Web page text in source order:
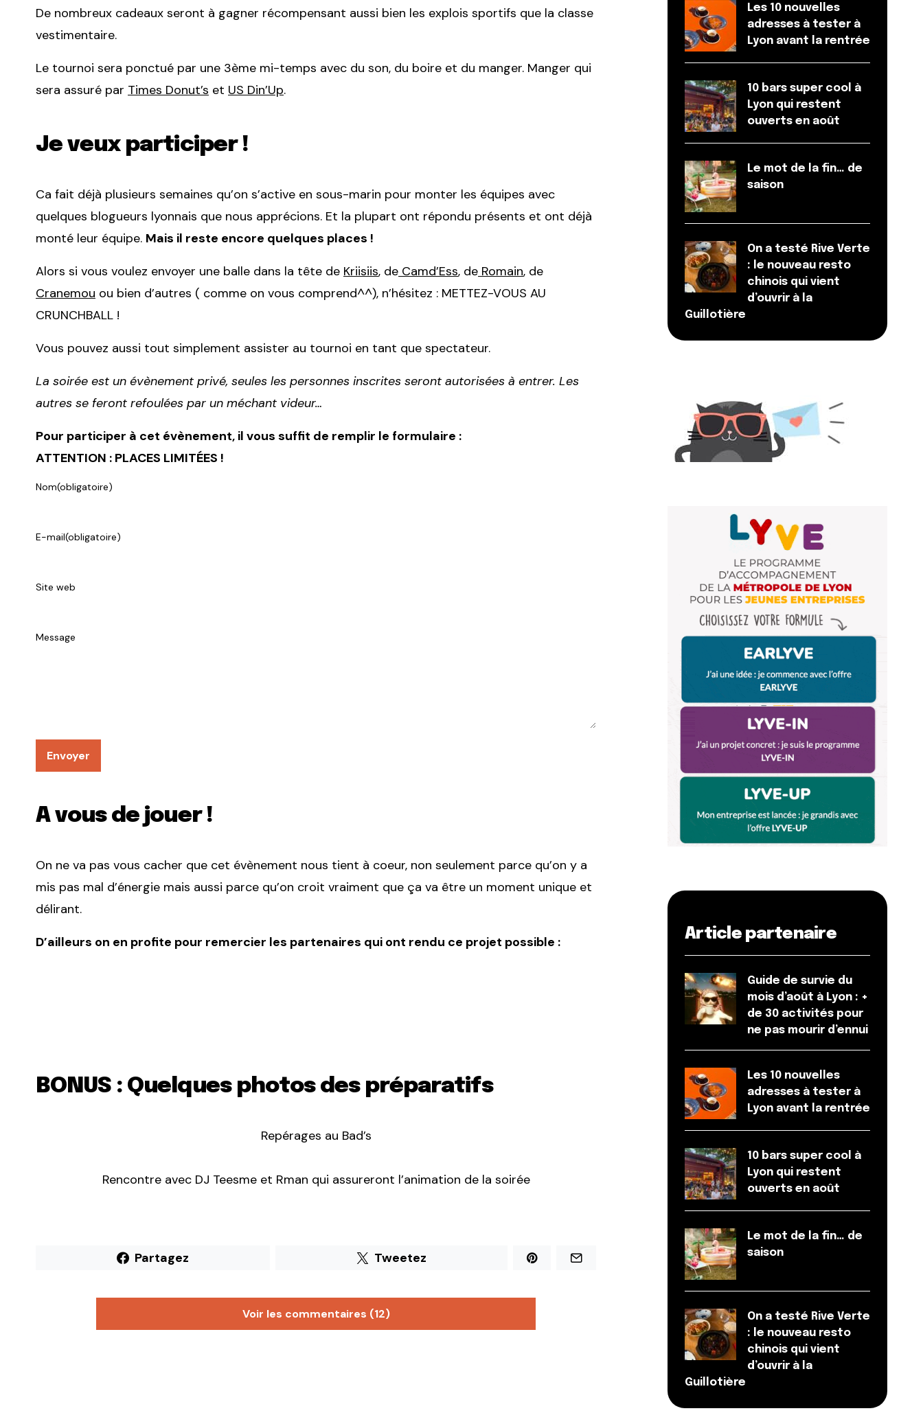
De nombreux cadeaux seront à gagner récompensant aussi bien les explois sportifs que la classe
vestimentaire.
Le tournoi sera ponctué par une 3ème mi-temps avec du son, du boire et du manger. Manger qui
sera assuré par Times Donut’s et US Din’Up.
Je veux participer !
Ca fait déjà plusieurs semaines qu’on s’active en sous-marin pour monter les équipes avec
quelques blogueurs lyonnais que nous apprécions. Et la plupart ont répondu présents et ont déjà
monté leur équipe. Mais il reste encore quelques places !
Alors si vous voulez envoyer une balle dans la tête de Kriisiis, de Camd’Ess, de Romain, de
Cranemou ou bien d’autres ( comme on vous comprend^^), n’hésitez : METTEZ-VOUS AU
CRUNCHBALL !
Vous pouvez aussi tout simplement assister au tournoi en tant que spectateur.
La soirée est un évènement privé, seules les personnes inscrites seront autorisées à entrer. Les
autres se feront refoulées par un méchant videur…
Pour participer à cet évènement, il vous suffit de remplir le formulaire :
ATTENTION : PLACES LIMITÉES !
Nom(obligatoire)
E-mail(obligatoire)
Site web
Message
Envoyer
A vous de jouer !
On ne va pas vous cacher que cet évènement nous tient à coeur, non seulement parce qu’on y a
mis pas mal d’énergie mais aussi parce qu’on croit vraiment que ça va être un moment unique et
délirant.
D’ailleurs on en profite pour remercier les partenaires qui ont rendu ce projet possible :
BONUS : Quelques photos des préparatifs
Repérages au Bad’s
Rencontre avec DJ Teesme et Rman qui assureront l’animation de la soirée
Partagez Tweetez
Voir les commentaires (12)
Les 10 nouvelles
adresses à tester à
Lyon avant la rentrée
10 bars super cool à
Lyon qui restent
ouverts en août
Le mot de la fin… de
saison
On a testé Rive Verte
: le nouveau resto
chinois qui vient
d’ouvrir à la
Guillotière
Article partenaire
Guide de survie du
mois d’août à Lyon : +
de 30 activités pour
ne pas mourir d’ennui
Les 10 nouvelles
adresses à tester à
Lyon avant la rentrée
10 bars super cool à
Lyon qui restent
ouverts en août
Le mot de la fin… de
saison
On a testé Rive Verte
: le nouveau resto
chinois qui vient
d’ouvrir à la
Guillotière